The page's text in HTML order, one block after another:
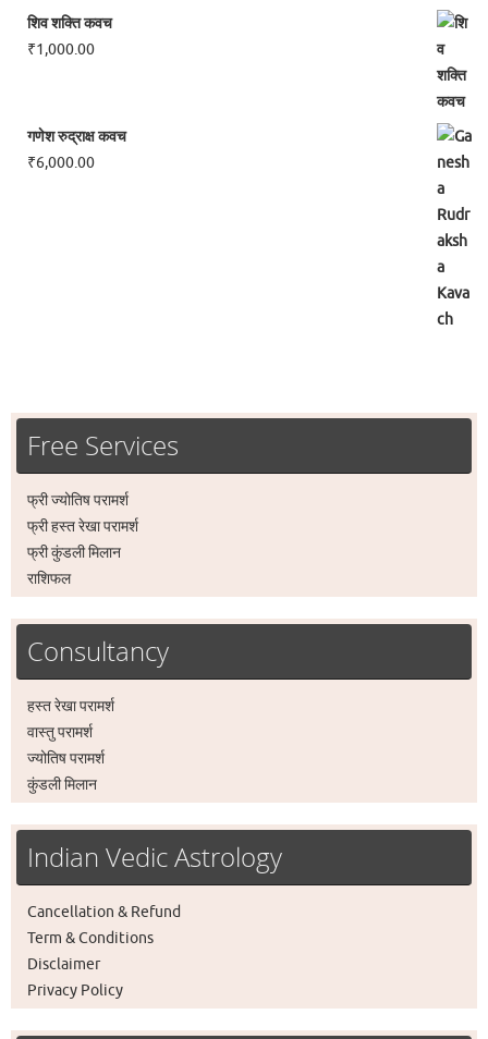
शिव शक्ति कवच
₹1,000.00
गणेश रुद्राक्ष कवच
₹6,000.00
Free Services
फ्री ज्योतिष परामर्श
फ्री हस्त रेखा परामर्श
फ्री कुंडली मिलान
राशिफल
Consultancy
हस्त रेखा परामर्श
वास्तु परामर्श
ज्योतिष परामर्श
कुंडली मिलान
Indian Vedic Astrology
Cancellation & Refund
Term & Conditions
Disclaimer
Privacy Policy